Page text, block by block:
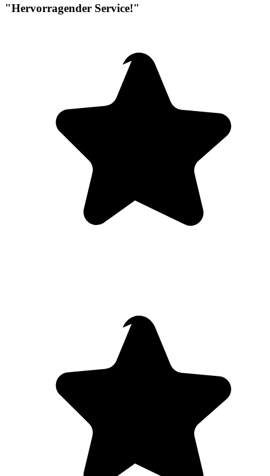
"Hervorragender Service!"